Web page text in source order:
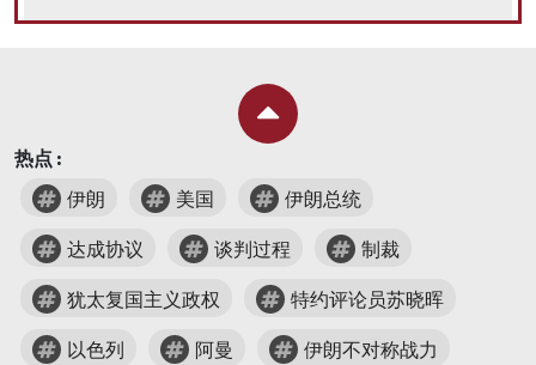
热点 :
伊朗
美国 伊朗总统
达成协议 谈判过程 制裁
犹太复国主义政权 特约评论员苏晓晖
以色列 阿曼 伊朗不对称战力